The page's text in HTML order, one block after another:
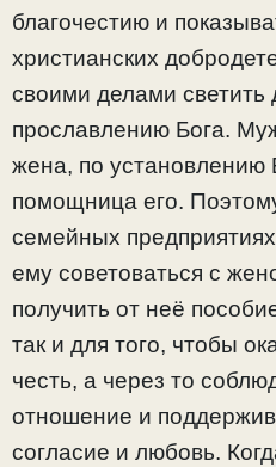
благочестию и
христианских
своими делами светить
прославлению Бога.
жена, по установлению
помощница его.
семейных
ему советоваться с
получить от неё
так и для того, чтобы
честь, а через то
отношение и
согласие и любовь.